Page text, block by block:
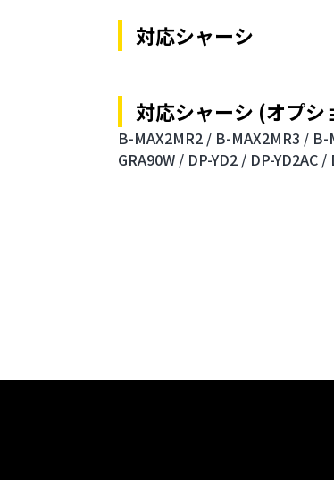
対応シャーシ
対応シャーシ (オプシ
B-MAX2MR2 / B-MAX2MR3 / B-
GRA90W / DP-YD2 / DP-YD2AC /